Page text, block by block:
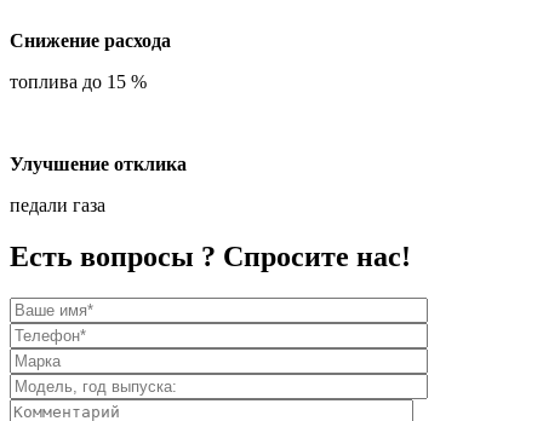
Снижение расхода
топлива до 15 %
Улучшение отклика
педали газа
Есть вопросы ? Спросите нас!